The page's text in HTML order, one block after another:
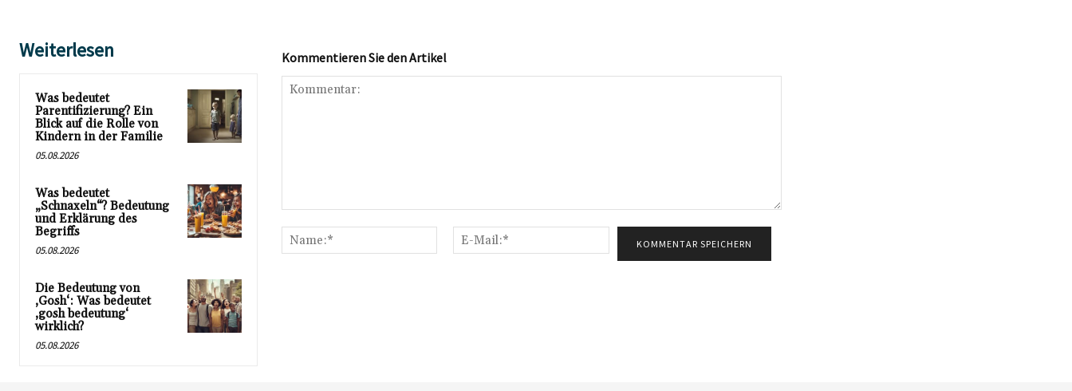
Weiterlesen
Was bedeutet
Parentifizierung? Ein
Blick auf die Rolle von
Kindern in der Familie
05.08.2026
Was bedeutet
„Schnaxeln“? Bedeutung
und Erklärung des
Begriffs
05.08.2026
Die Bedeutung von
‚Gosh‘: Was bedeutet
‚gosh bedeutung‘
wirklich?
05.08.2026
Kommentieren Sie den Artikel
Name:*
Mail:*